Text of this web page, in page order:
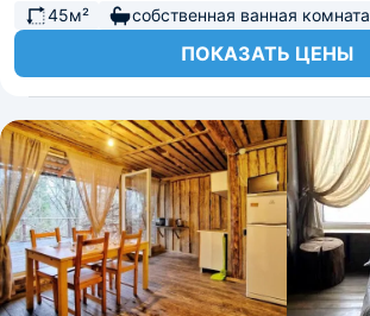
45м²
собственная ванная комната
ПОКАЗАТЬ ЦЕНЫ